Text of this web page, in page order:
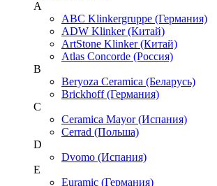
A
ABC Klinkergruppe (Германия)
ADW Klinker (Китай)
ArtStone Klinker (Китай)
Atlas Concorde (Россия)
B
Beryoza Ceramica (Беларусь)
Brickhoff (Германия)
C
Ceramica Mayor (Испания)
Cerrad (Польша)
D
Dvomo (Испания)
E
Euramic (Германия)